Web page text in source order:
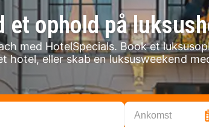
ophold på
med HotelSpecials. Book et
hotel, eller skab en luksusweekend
Ankomst